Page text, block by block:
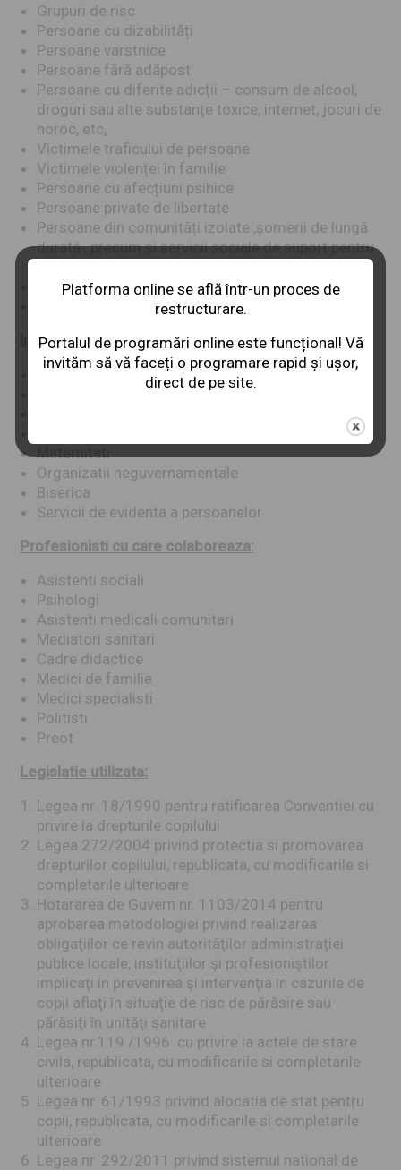
Grupuri de risc
Persoane cu dizabilități
Persoane varstnice
Persoane fără adăpost
Persoane cu diferite adicții – consum de alcool,
droguri sau alte substanțe toxice, internet, jocuri de
noroc, etc,
Victimele traficului de persoane
Victimele violenței în familie
Persoane cu afecțiuni psihice
Persoane private de libertate
Persoane din comunități izolate ,șomerii de lungă
durată , precum și servicii sociale de suport pentru
Persoane fara acte de identitate
Institutii cu care colaboreaza:
DGASPC-uri
Maternitati
Organizatii neguvernamentale
Biserica
Servicii de evidenta a persoanelor
Profesionisti cu care colaboreaza:
Asistenti sociali
Psihologi
Asistenti medicali comunitari
Mediatori sanitari
Cadre didactice
Medici de familie
Medici specialisti
Politisti
Preot
Legislatie utilizata:
Legea nr. 18/1990 pentru ratificarea Conventiei cu
privire la drepturile copilului
Legea 272/2004 privind protectia si promovarea
drepturilor copilului, republicata, cu modificarile si
completarile ulterioare
Hotararea de Guvern nr. 1103/2014 pentru
aprobarea metodologiei privind realizarea
obligaţiilor ce revin autorităţilor administraţiei
publice locale, instituţiilor şi profesioniştilor
implicaţi în prevenirea şi intervenţia în cazurile de
copii aflaţi în situaţie de risc de părăsire sau
părăsiţi în unităţi sanitare
Legea nr.119 /1996 cu privire la actele de stare
civila, republicata, cu modificarile si completarile
ulterioare
Legea nr. 61/1993 privind alocatia de stat pentru
copii, republicata, cu modificarile si completarile
ulterioare
Legea nr. 292/2011 privind sistemul national de
Platforma online se află într-un proces de
restructurare.
Portalul de programări online este funcțional! Vă
invităm să vă faceți o programare rapid și ușor,
direct de pe site.